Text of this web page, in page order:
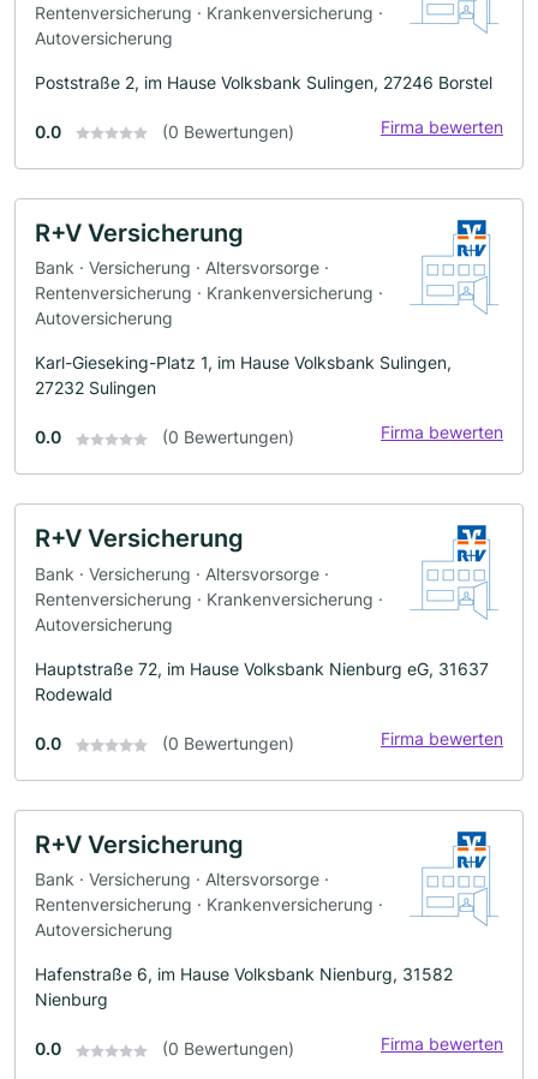
Rentenversicherung · Krankenversicherung ·
Autoversicherung
Poststraße 2, im Hause Volksbank Sulingen, 27246 Borstel
0.0 (0 Bewertungen) Firma bewerten
R+V Versicherung
Bank · Versicherung · Altersvorsorge ·
Rentenversicherung · Krankenversicherung ·
Autoversicherung
Karl-Gieseking-Platz 1, im Hause Volksbank Sulingen,
27232 Sulingen
0.0 (0 Bewertungen) Firma bewerten
R+V Versicherung
Bank · Versicherung · Altersvorsorge ·
Rentenversicherung · Krankenversicherung ·
Autoversicherung
Hauptstraße 72, im Hause Volksbank Nienburg eG, 31637
Rodewald
0.0 (0 Bewertungen) Firma bewerten
R+V Versicherung
Bank · Versicherung · Altersvorsorge ·
Rentenversicherung · Krankenversicherung ·
Autoversicherung
Hafenstraße 6, im Hause Volksbank Nienburg, 31582
Nienburg
0.0 (0 Bewertungen) Firma bewerten